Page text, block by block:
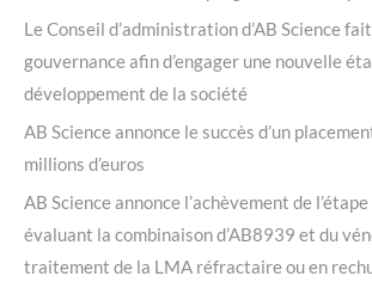
Le Conseil d’administration d’AB Science
gouvernance afin d’engager une nouvelle
développement de la société
AB Science annonce le succès d’un
millions d’euros
AB Science annonce l’achèvement de
évaluant la combinaison d’AB8939 et du
traitement de la LMA réfractaire ou en